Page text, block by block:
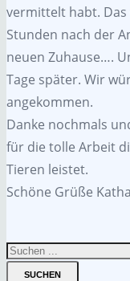
vermittelt habt. Das
Stunden nach der
neuen Zuhause….
Tage später. Wir
angekommen.
Danke nochmals
für die tolle Arbeit
Tieren leistet.
Schöne Grüße
SUCHEN